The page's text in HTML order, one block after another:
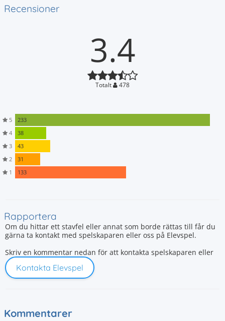
Recensioner
3.4
Totalt 478
5
233
4
38
3
43
2
31
1
133
Rapportera
Om du hittar ett stavfel eller annat som borde rättas till får du
gärna ta kontakt med spelskaparen eller oss på Elevspel.
Skriv en kommentar nedan för att kontakta spelskaparen eller
Kontakta Elevspel
Kommentarer